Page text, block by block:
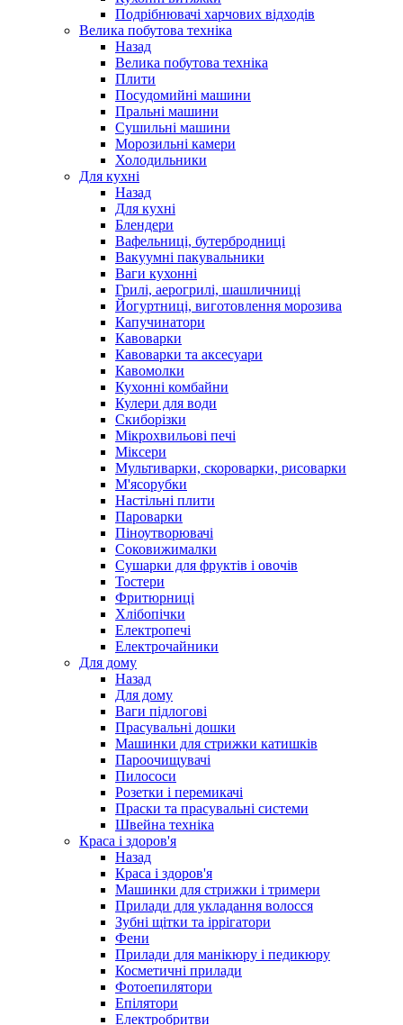
Подрібнювачі харчових відходів
Велика побутова техніка
Назад
Велика побутова техніка
Плити
Посудомийні машини
Пральні машини
Сушильні машини
Морозильні камери
Холодильники
Для кухні
Назад
Для кухні
Блендери
Вафельниці, бутербродниці
Вакуумні пакувальники
Ваги кухонні
Грилі, аерогрилі, шашличниці
Йогуртниці, виготовлення морозива
Капучинатори
Кавоварки
Кавоварки та аксесуари
Кавомолки
Кухонні комбайни
Кулери для води
Скиборізки
Мікрохвильові печі
Міксери
Мультиварки, скороварки, рисоварки
М'ясорубки
Настільні плити
Пароварки
Піноутворювачі
Соковижималки
Сушарки для фруктів і овочів
Тостери
Фритюрниці
Хлібопічки
Електропечі
Електрочайники
Для дому
Назад
Для дому
Ваги підлогові
Прасувальні дошки
Машинки для стрижки катишків
Пароочищувачі
Пилососи
Розетки і перемикачі
Праски та прасувальні системи
Швейна техніка
Краса і здоров'я
Назад
Краса і здоров'я
Машинки для стрижки і тримери
Прилади для укладання волосся
Зубні щітки та іррігатори
Фени
Прилади для манікюру і педикюру
Косметичні прилади
Фотоепилятори
Епілятори
Електробритви